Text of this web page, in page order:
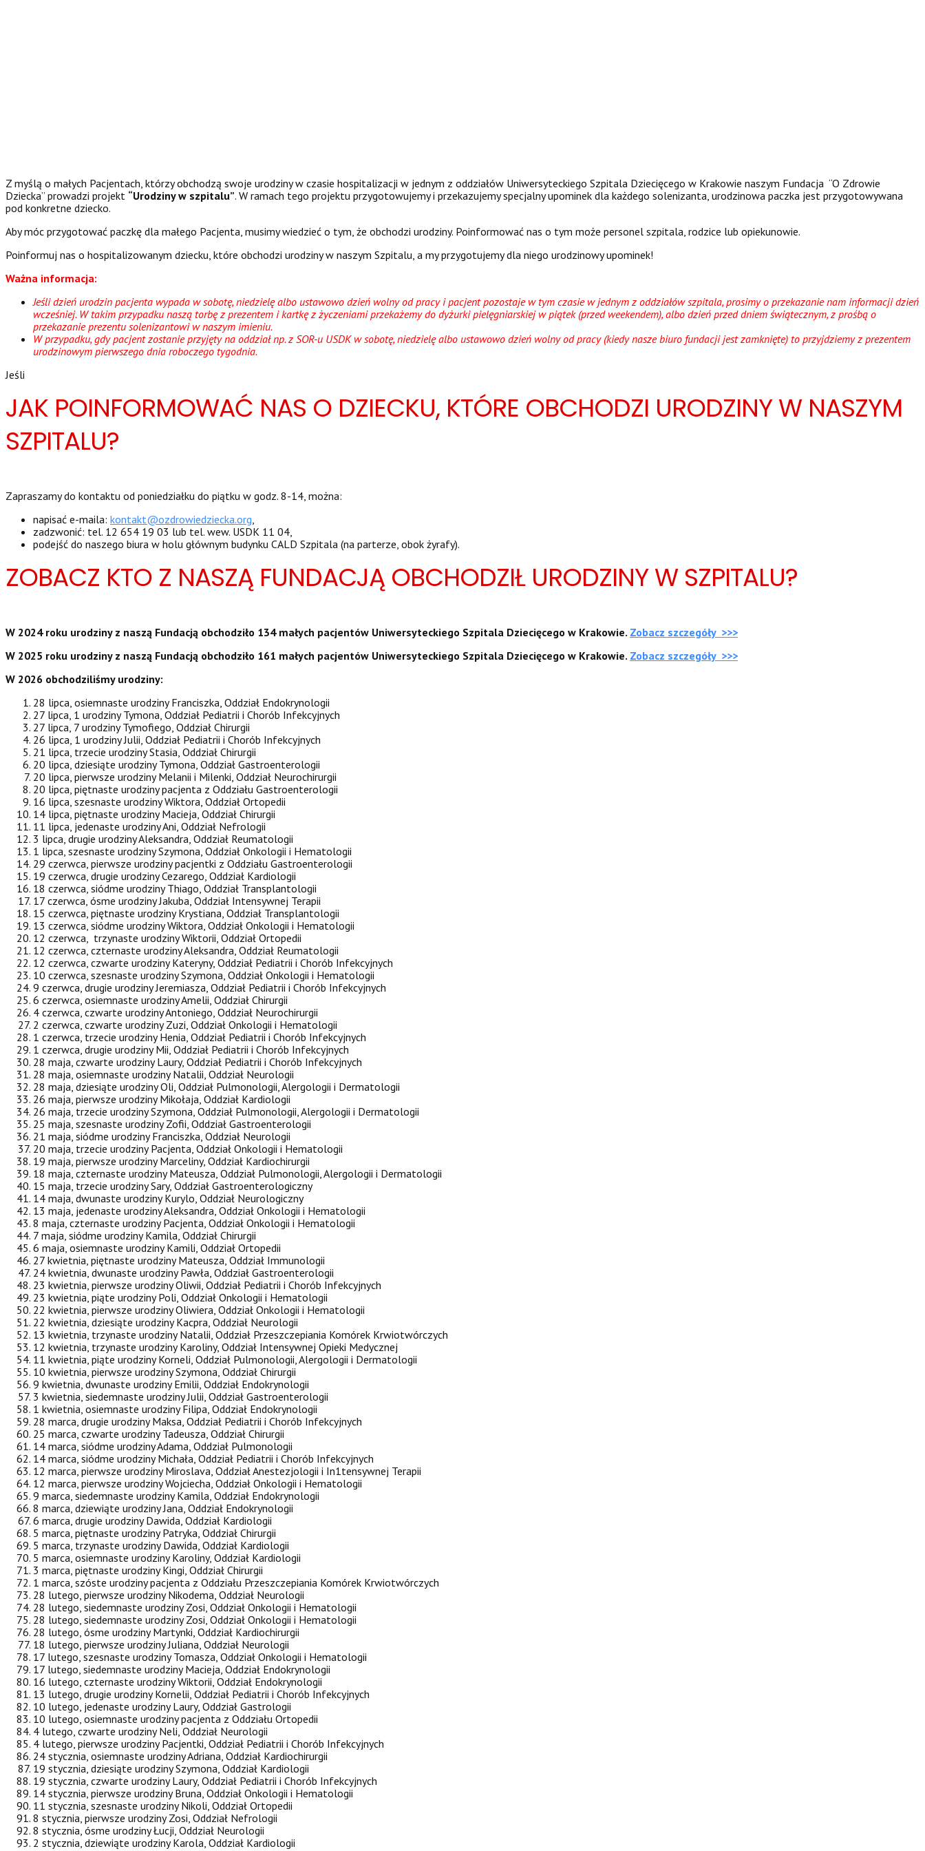
Z myślą o małych Pacjentach, którzy obchodzą swoje urodziny w czasie hospitalizacji w jednym z oddziałów Uniwersyteckiego Szpitala Dziecięcego w Krakowie naszym Fundacja “O Zdrowie
Dziecka” prowadzi projekt “Urodziny w szpitalu”. W ramach tego projektu przygotowujemy i przekazujemy specjalny upominek dla każdego solenizanta, urodzinowa paczka jest przygotowywana
pod konkretne dziecko.
Aby móc przygotować paczkę dla małego Pacjenta, musimy wiedzieć o tym, że obchodzi urodziny. Poinformować nas o tym może personel szpitala, rodzice lub opiekunowie.
Poinformuj nas o hospitalizowanym dziecku, które obchodzi urodziny w naszym Szpitalu, a my przygotujemy dla niego urodzinowy upominek!
Ważna informacja:
Jeśli dzień urodzin pacjenta wypada w sobotę, niedzielę albo ustawowo dzień wolny od pracy i pacjent pozostaje w tym czasie w jednym z oddziałów szpitala, prosimy o przekazanie nam informacji dzień
wcześniej. W takim przypadku naszą torbę z prezentem i kartkę z życzeniami przekażemy do dyżurki pielęgniarskiej w piątek (przed weekendem), albo dzień przed dniem świątecznym, z prośbą o
przekazanie prezentu solenizantowi w naszym imieniu.
W przypadku, gdy pacjent zostanie przyjęty na oddział np. z SOR-u USDK w sobotę, niedzielę albo ustawowo dzień wolny od pracy (kiedy nasze biuro fundacji jest zamknięte) to przyjdziemy z prezentem
urodzinowym pierwszego dnia roboczego tygodnia.
Jeśli
JAK POINFORMOWAĆ NAS O DZIECKU, KTÓRE OBCHODZI URODZINY W NASZYM
SZPITALU?
Zapraszamy do kontaktu od poniedziałku do piątku w godz. 8-14, można:
napisać e-maila: kontakt@ozdrowiedziecka.org
zadzwonić: tel. 12 654 19 03 lub tel. wew. USDK 11 04,
podejść do naszego biura w holu głównym budynku CALD Szpitala (na parterze, obok żyrafy).
ZOBACZ KTO Z NASZĄ FUNDACJĄ OBCHODZIŁ URODZINY W SZPITALU?
W 2024 roku urodziny z naszą Fundacją obchodziło 134 małych pacjentów Uniwersyteckiego Szpitala Dziecięcego w Krakowie. Zobacz szczegóły >>>
W 2025 roku urodziny z naszą Fundacją obchodziło 161 małych pacjentów Uniwersyteckiego Szpitala Dziecięcego w Krakowie. Zobacz szczegóły >>>
W 2026 obchodziliśmy urodziny:
28 lipca, osiemnaste urodziny Franciszka, Oddział Endokrynologii
27 lipca, 1 urodziny Tymona, Oddział Pediatrii i Chorób Infekcyjnych
27 lipca, 7 urodziny Tymofiego, Oddział Chirurgii
26 lipca, 1 urodziny Julii, Oddział Pediatrii i Chorób Infekcyjnych
21 lipca, trzecie urodziny Stasia, Oddział Chirurgii
20 lipca, dziesiąte urodziny Tymona, Oddział Gastroenterologii
20 lipca, pierwsze urodziny Melanii i Milenki, Oddział Neurochirurgii
20 lipca, piętnaste urodziny pacjenta z Oddziału Gastroenterologii
16 lipca, szesnaste urodziny Wiktora, Oddział Ortopedii
14 lipca, piętnaste urodziny Macieja, Oddział Chirurgii
11 lipca, jedenaste urodziny Ani, Oddział Nefrologii
3 lipca, drugie urodziny Aleksandra, Oddział Reumatologii
1 lipca, szesnaste urodziny Szymona, Oddział Onkologii i Hematologii
29 czerwca, pierwsze urodziny pacjentki z Oddziału Gastroenterologii
19 czerwca, drugie urodziny Cezarego, Oddział Kardiologii
18 czerwca, siódme urodziny Thiago, Oddział Transplantologii
17 czerwca, ósme urodziny Jakuba, Oddział Intensywnej Terapii
15 czerwca, piętnaste urodziny Krystiana, Oddział Transplantologii
13 czerwca, siódme urodziny Wiktora, Oddział Onkologii i Hematologii
12 czerwca, trzynaste urodziny Wiktorii, Oddział Ortopedii
12 czerwca, czternaste urodziny Aleksandra, Oddział Reumatologii
12 czerwca, czwarte urodziny Kateryny, Oddział Pediatrii i Chorób Infekcyjnych
10 czerwca, szesnaste urodziny Szymona, Oddział Onkologii i Hematologii
9 czerwca, drugie urodziny Jeremiasza, Oddział Pediatrii i Chorób Infekcyjnych
6 czerwca, osiemnaste urodziny Amelii, Oddział Chirurgii
4 czerwca, czwarte urodziny Antoniego, Oddział Neurochirurgii
2 czerwca, czwarte urodziny Zuzi, Oddział Onkologii i Hematologii
1 czerwca, trzecie urodziny Henia, Oddział Pediatrii i Chorób Infekcyjnych
1 czerwca, drugie urodziny Mii, Oddział Pediatrii i Chorób Infekcyjnych
28 maja, czwarte urodziny Laury, Oddział Pediatrii i Chorób Infekcyjnych
28 maja, osiemnaste urodziny Natalii, Oddział Neurologii
28 maja, dziesiąte urodziny Oli, Oddział Pulmonologii, Alergologii i Dermatologii
26 maja, pierwsze urodziny Mikołaja, Oddział Kardiologii
26 maja, trzecie urodziny Szymona, Oddział Pulmonologii, Alergologii i Dermatologii
25 maja, szesnaste urodziny Zofii, Oddział Gastroenterologii
21 maja, siódme urodziny Franciszka, Oddział Neurologii
20 maja, trzecie urodziny Pacjenta, Oddział Onkologii i Hematologii
19 maja, pierwsze urodziny Marceliny, Oddział Kardiochirurgii
18 maja, czternaste urodziny Mateusza, Oddział Pulmonologii, Alergologii i Dermatologii
15 maja, trzecie urodziny Sary, Oddział Gastroenterologiczny
14 maja, dwunaste urodziny Kurylo, Oddział Neurologiczny
13 maja, jedenaste urodziny Aleksandra, Oddział Onkologii i Hematologii
8 maja, czternaste urodziny Pacjenta, Oddział Onkologii i Hematologii
7 maja, siódme urodziny Kamila, Oddział Chirurgii
6 maja, osiemnaste urodziny Kamili, Oddział Ortopedii
27 kwietnia, piętnaste urodziny Mateusza, Oddział Immunologii
24 kwietnia, dwunaste urodziny Pawła, Oddział Gastroenterologii
23 kwietnia, pierwsze urodziny Oliwii, Oddział Pediatrii i Chorób Infekcyjnych
23 kwietnia, piąte urodziny Poli, Oddział Onkologii i Hematologii
22 kwietnia, pierwsze urodziny Oliwiera, Oddział Onkologii i Hematologii
22 kwietnia, dziesiąte urodziny Kacpra, Oddział Neurologii
13 kwietnia, trzynaste urodziny Natalii, Oddział Przeszczepiania Komórek Krwiotwórczych
12 kwietnia, trzynaste urodziny Karoliny, Oddział Intensywnej Opieki Medycznej
11 kwietnia, piąte urodziny Korneli, Oddział Pulmonologii, Alergologii i Dermatologii
10 kwietnia, pierwsze urodziny Szymona, Oddział Chirurgii
9 kwietnia, dwunaste urodziny Emilii, Oddział Endokrynologii
3 kwietnia, siedemnaste urodziny Julii, Oddział Gastroenterologii
1 kwietnia, osiemnaste urodziny Filipa, Oddział Endokrynologii
28 marca, drugie urodziny Maksa, Oddział Pediatrii i Chorób Infekcyjnych
25 marca, czwarte urodziny Tadeusza, Oddział Chirurgii
14 marca, siódme urodziny Adama, Oddział Pulmonologii
14 marca, siódme urodziny Michała, Oddział Pediatrii i Chorób Infekcyjnych
12 marca, pierwsze urodziny Miroslava, Oddział Anestezjologii i In1tensywnej Terapii
12 marca, pierwsze urodziny Wojciecha, Oddział Onkologii i Hematologii
9 marca, siedemnaste urodziny Kamila, Oddział Endokrynologii
8 marca, dziewiąte urodziny Jana, Oddział Endokrynologii
6 marca, drugie urodziny Dawida, Oddział Kardiologii
5 marca, piętnaste urodziny Patryka, Oddział Chirurgii
5 marca, trzynaste urodziny Dawida, Oddział Kardiologii
5 marca, osiemnaste urodziny Karoliny, Oddział Kardiologii
3 marca, piętnaste urodziny Kingi, Oddział Chirurgii
1 marca, szóste urodziny pacjenta z Oddziału Przeszczepiania Komórek Krwiotwórczych
28 lutego, pierwsze urodziny Nikodema, Oddział Neurologii
28 lutego, siedemnaste urodziny Zosi, Oddział Onkologii i Hematologii
28 lutego, siedemnaste urodziny Zosi, Oddział Onkologii i Hematologii
28 lutego, ósme urodziny Martynki, Oddział Kardiochirurgii
18 lutego, pierwsze urodziny Juliana, Oddział Neurologii
17 lutego, szesnaste urodziny Tomasza, Oddział Onkologii i Hematologii
17 lutego, siedemnaste urodziny Macieja, Oddział Endokrynologii
16 lutego, czternaste urodziny Wiktorii, Oddział Endokrynologii
13 lutego, drugie urodziny Kornelii, Oddział Pediatrii i Chorób Infekcyjnych
10 lutego, jedenaste urodziny Laury, Oddział Gastrologii
10 lutego, osiemnaste urodziny pacjenta z Oddziału Ortopedii
4 lutego, czwarte urodziny Neli, Oddział Neurologii
4 lutego, pierwsze urodziny Pacjentki, Oddział Pediatrii i Chorób Infekcyjnych
24 stycznia, osiemnaste urodziny Adriana, Oddział Kardiochirurgii
19 stycznia, dziesiąte urodziny Szymona, Oddział Kardiologii
19 stycznia, czwarte urodziny Laury, Oddział Pediatrii i Chorób Infekcyjnych
14 stycznia, pierwsze urodziny Bruna, Oddział Onkologii i Hematologii
11 stycznia, szesnaste urodziny Nikoli, Oddział Ortopedii
8 stycznia, pierwsze urodziny Zosi, Oddział Nefrologii
8 stycznia, ósme urodziny Łucji, Oddział Neurologii
2 stycznia, dziewiąte urodziny Karola, Oddział Kardiologii